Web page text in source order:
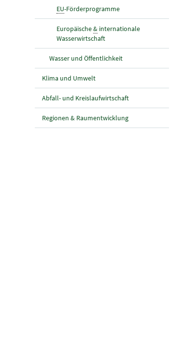
EU-Förderprogramme
Europäische& internationale
Wasserwirtschaft
Wasser und Öffentlichkeit
Klima und Umwelt
Abfall- und Kreislaufwirtschaft
Regionen & Raumentwicklung